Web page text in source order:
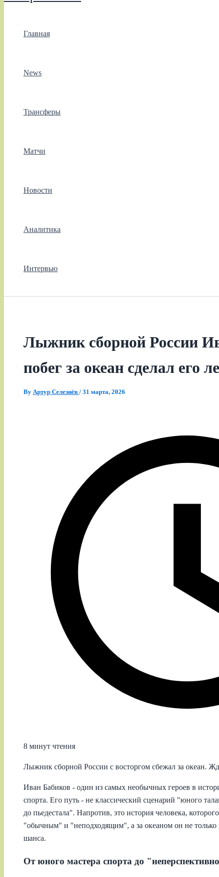
Главная
News
Трансферы
Матчи
Новости
Аналитика
Интервью
Лыжник сборной России
побег за океан сделал его
By Артур Селезнёв / 31 марта, 2026
8 минут чтения
Лыжник сборной России с восторгом сбежал за океан.
Иван Бабиков - один из самых необычных героев в
спорта. Его путь - не классический сценарий "юного
до пьедестала". Напротив, это история человека,
"обычным" и "неподходящим", а за океаном он не только
шанса.
От юного мастера спорта до